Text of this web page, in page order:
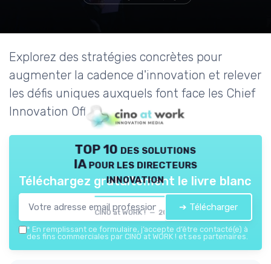
Explorez des stratégies concrètes pour
augmenter la cadence d'innovation et relever
les défis uniques auxquels font face les Chief
Innovation Officers.
TOP 10 des solutions
IA pour les directeurs
innovation
CINO at WORK ! — 2026
Téléchargez gratuitement le livre blanc
➔ Télécharger
* En remplissant ce formulaire, j’accepte d’être contacté(e) à
des fins commerciales par CINO at WORK ! et ses partenaires.